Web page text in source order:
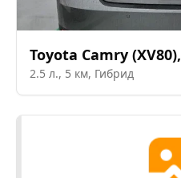
Toyota Camry (XV80),
2.5 л., 5 км, Гибрид